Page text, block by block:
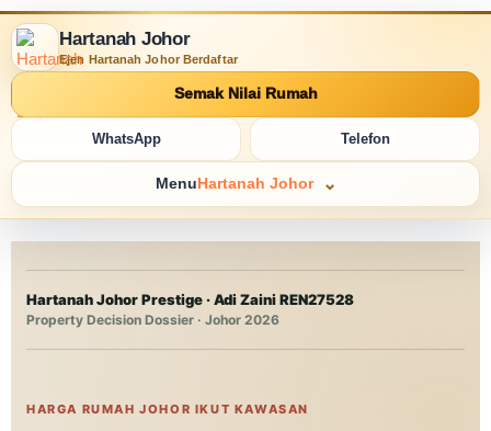
Hartanah Johor
Ejen Hartanah Johor Berdaftar
Semak Nilai Rumah
WhatsApp Telefon
Menu Hartanah Johor
Hartanah Johor Prestige · Adi Zaini REN27528
Property Decision Dossier · Johor 2026
HARGA RUMAH JOHOR IKUT KAWASAN